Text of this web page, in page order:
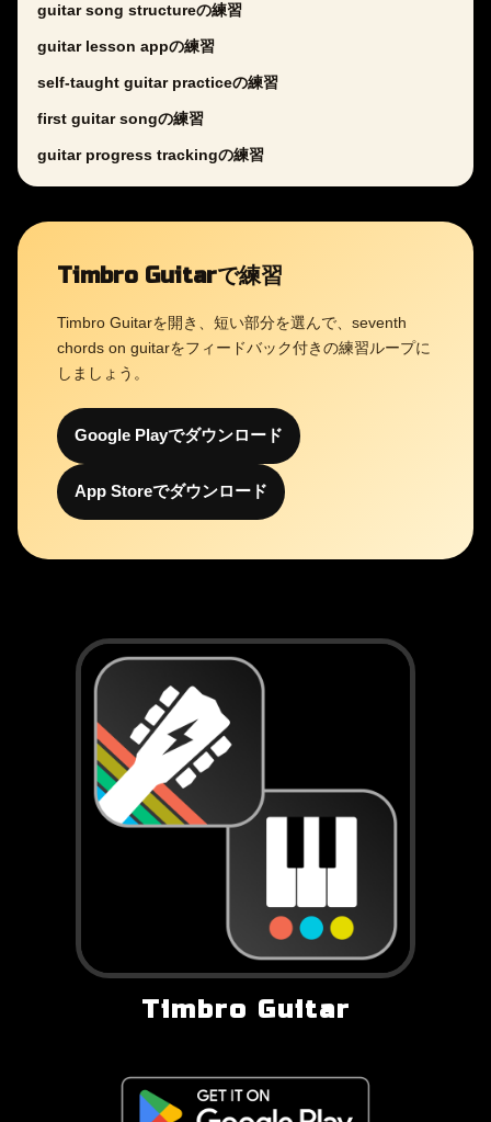
guitar song structureの練習
guitar lesson appの練習
self-taught guitar practiceの練習
first guitar songの練習
guitar progress trackingの練習
Timbro Guitarで練習
Timbro Guitarを開き、短い部分を選んで、seventh
chords on guitarをフィードバック付きの練習ループに
しましょう。
Google Playでダウンロード
App Storeでダウンロード
Timbro Guitar